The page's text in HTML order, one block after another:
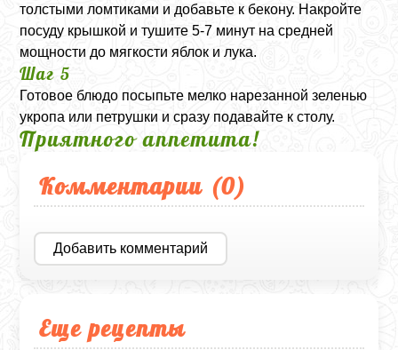
толстыми ломтиками и добавьте к бекону. Накройте
посуду крышкой и тушите 5-7 минут на средней
мощности до мягкости яблок и лука.
Шаг 5
Готовое блюдо посыпьте мелко нарезанной зеленью
укропа или петрушки и сразу подавайте к столу.
Приятного аппетита!
Комментарии (0)
Добавить комментарий
Еще рецепты